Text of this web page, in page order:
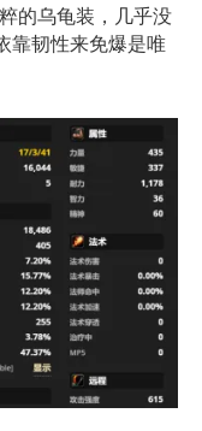
的乌龟装，几乎没
靠韧性来免爆是唯